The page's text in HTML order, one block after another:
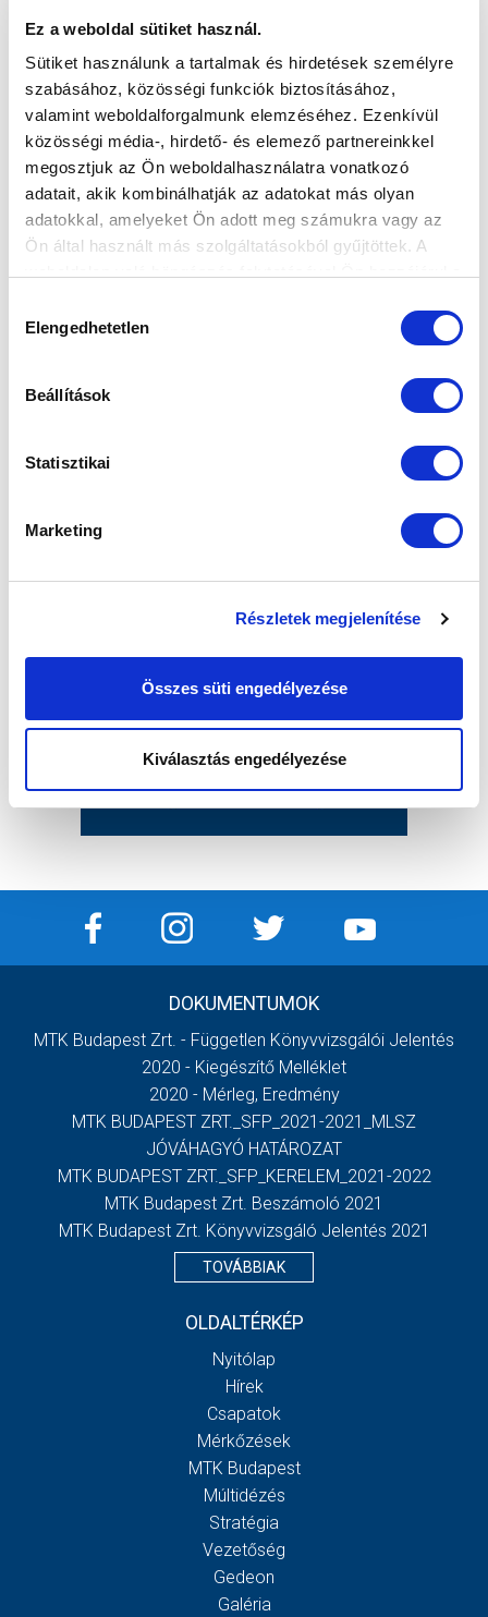
Ez a weboldal sütiket használ.
Sütiket használunk a tartalmak és hirdetések személyre
szabásához, közösségi funkciók biztosításához,
valamint weboldalforgalmunk elemzéséhez. Ezenkívül
közösségi média-, hirdető- és elemező partnereinkkel
megosztjuk az Ön weboldalhasználatra vonatkozó
adatait, akik kombinálhatják az adatokat más olyan
adatokkal, amelyeket Ön adott meg számukra vagy az
Ön által használt más szolgáltatásokból gyűjtöttek. A
kiválasztása
Elengedhetetlen
Beállítások
Statisztikai
Marketing
Részletek megjelenítése
Összes süti engedélyezése
Kiválasztás engedélyezése
DOKUMENTUMOK
MTK Budapest Zrt. - Független Könyvvizsgálói Jelentés
2020 - Kiegészítő Melléklet
2020 - Mérleg, Eredmény
MTK BUDAPEST ZRT._SFP_2021-2021_MLSZ
JÓVÁHAGYÓ HATÁROZAT
MTK BUDAPEST ZRT._SFP_KERELEM_2021-2022
MTK Budapest Zrt. Beszámoló 2021
MTK Budapest Zrt. Könyvvizsgáló Jelentés 2021
TOVÁBBIAK
OLDALTÉRKÉP
Nyitólap
Hírek
Csapatok
Mérkőzések
MTK Budapest
Múltidézés
Stratégia
Vezetőség
Gedeon
Galéria